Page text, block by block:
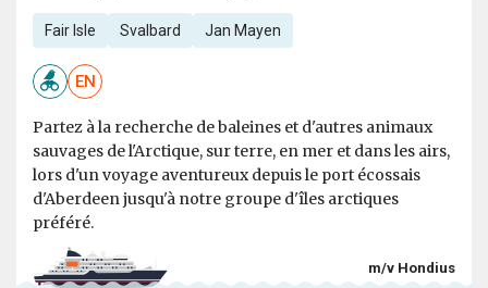
Fair Isle Svalbard Jan Mayen
EN
Partez à la recherche de baleines et d'autres animaux
sauvages de l'Arctique, sur terre, en mer et dans les airs,
lors d'un voyage aventureux depuis le port écossais
d'Aberdeen jusqu'à notre groupe d'îles arctiques
préféré.
m/v Hondius